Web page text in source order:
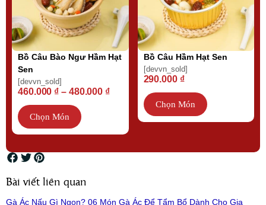
Bồ Câu Bào Ngư Hầm Hạt
Sen
[devvn_sold]
460.000 ₫ – 480.000 ₫
Chọn Món
Bồ Câu Hầm Hạt Sen
[devvn_sold]
290.000 ₫
Chọn Món
Bài viết liên quan
Gà Ác Nấu Gì Ngon? 06 Món Gà Ác Để Tẩm Bổ Dành Cho Gia